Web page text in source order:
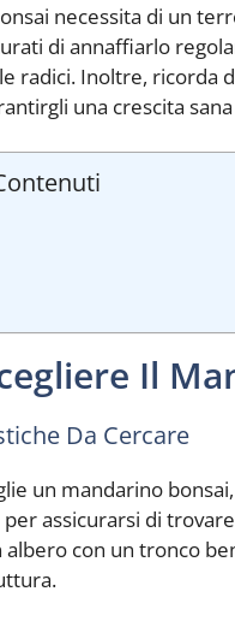
necessita di un
di annaffiarlo
radici. Inoltre, ricorda
una crescita
Il
Da Cercare
un mandarino
assicurarsi di
albero con un tronco